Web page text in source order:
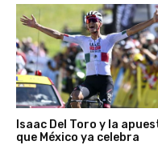
Isaac Del Toro y la
que México ya celebra